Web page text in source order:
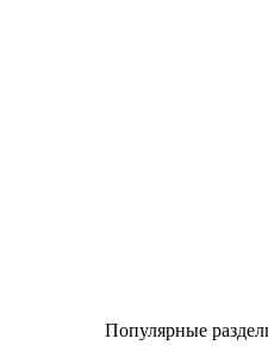
Популярные